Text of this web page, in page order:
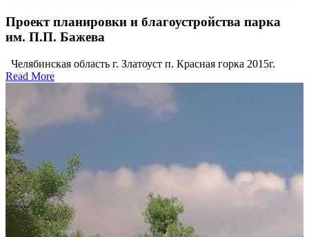
Проект планировки и благоустройства парка
им. П.П. Бажева
Челябинская область г. Златоуст п. Красная горка 2015г.
Read More